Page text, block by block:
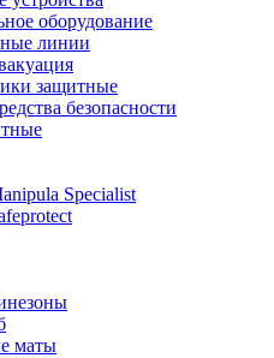
оборудование
линии
защитные
безопасности
Specialist
маты